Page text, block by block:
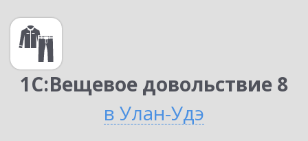
1С:Вещевое довольствие 8
в Улан-Удэ